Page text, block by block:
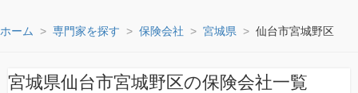
ホーム 専門家を探す 保険会社 宮城県 仙台市宮城野区
宮城県仙台市宮城野区の保険会社一覧